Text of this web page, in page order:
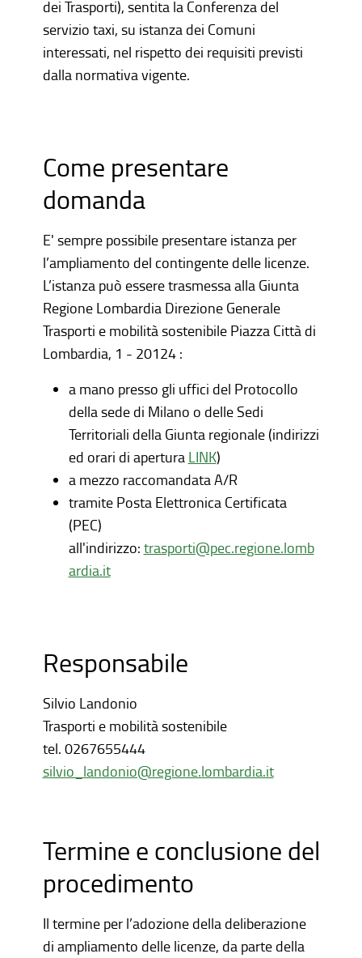
dei Trasporti), sentita la Conferenza del
servizio taxi, su istanza dei Comuni
interessati, nel rispetto dei requisiti previsti
dalla normativa vigente.
Come presentare
domanda
E' sempre possibile presentare istanza per
l’ampliamento del contingente delle licenze.
L’istanza può essere trasmessa alla Giunta
Regione Lombardia Direzione Generale
Trasporti e mobilità sostenibile Piazza Città di
Lombardia, 1 - 20124 :
a mano presso gli uffici del Protocollo
della sede di Milano o delle Sedi
Territoriali della Giunta regionale (indirizzi
ed orari di apertura LINK)
a mezzo raccomandata A/R
tramite Posta Elettronica Certificata
(PEC)
all'indirizzo: trasporti@pec.regione.lomb
ardia.it
Responsabile
Silvio Landonio
Trasporti e mobilità sostenibile
tel. 0267655444
silvio_landonio@regione.lombardia.it
Termine e conclusione del
procedimento
Il termine per l’adozione della deliberazione
di ampliamento delle licenze, da parte della